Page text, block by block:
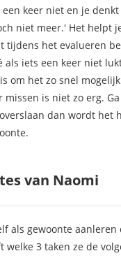
keer niet en je
niet meer.' Het helpt
tijdens het evalueren
als iets een keer niet
om het zo snel
missen is niet zo erg.
dan wordt het
van Naomi
als gewoonte aanleren
welke 3 taken ze de